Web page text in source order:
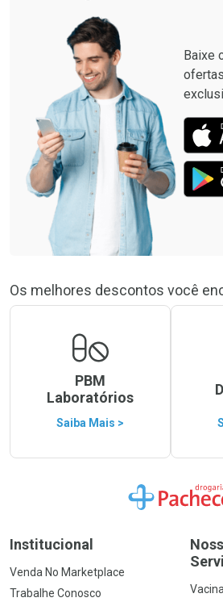
Baixe
Os melhores descontos você
PBM
Laboratórios
Saiba Mais >
Ir para a Home
Institucional
Venda No Marketplace
Trabalhe Conosco